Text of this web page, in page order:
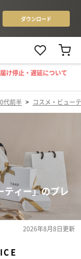
け停止・遅延について
代前半 > コスメ・ビュー
ティー」のプレ
2026年8月8日更新